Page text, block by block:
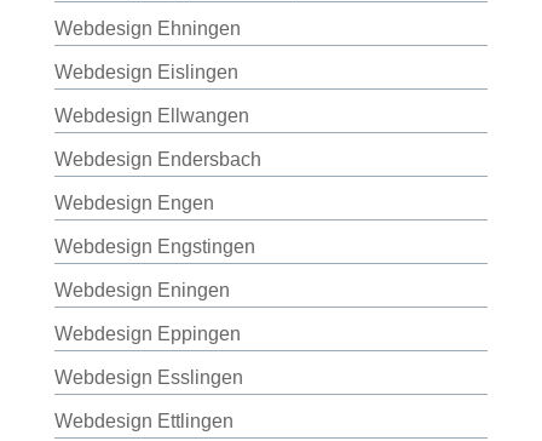
Webdesign Ehningen
Webdesign Eislingen
Webdesign Ellwangen
Webdesign Endersbach
Webdesign Engen
Webdesign Engstingen
Webdesign Eningen
Webdesign Eppingen
Webdesign Esslingen
Webdesign Ettlingen